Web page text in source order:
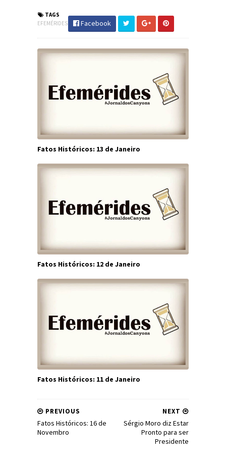
TAGS
EFEMÉRIDES
Facebook
Fatos Históricos: 13 de Janeiro
Fatos Históricos: 12 de Janeiro
Fatos Históricos: 11 de Janeiro
NEXT
Sérgio Moro diz Estar
Pronto para ser
Presidente
PREVIOUS
Fatos Históricos: 16 de
Novembro